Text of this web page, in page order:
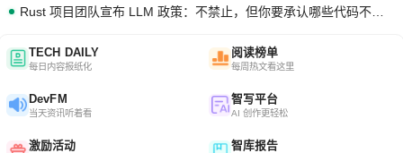
TECH DAILY
每日内容报纸化
阅读榜单
每周热文看这里
DevFM
当天资讯听着看
智写平台
AI 创作更轻松
激励活动 智库报告